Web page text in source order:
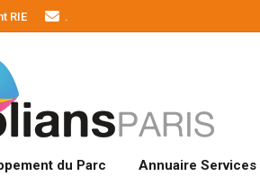
RIE .
du Parc Annuaire Services
au travail